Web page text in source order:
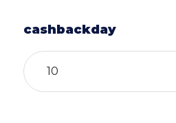
cashbackday